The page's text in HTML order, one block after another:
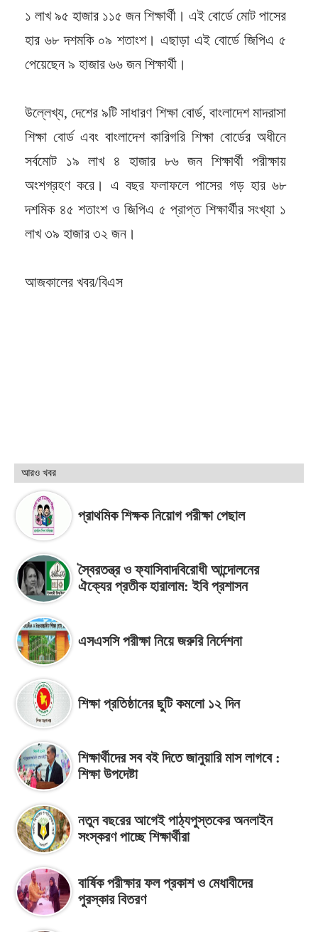
১ লাখ ৯৫ হাজার ১১৫ জন শিক্ষার্থী। এই বোর্ডে মোট পাসের
হার ৬৮ দশমকি ০৯ শতাংশ। এছাড়া এই বোর্ডে জিপিএ ৫
পেয়েছেন ৯ হাজার ৬৬ জন শিক্ষার্থী।
উল্লেখ্য, দেশের ৯টি সাধারণ শিক্ষা বোর্ড, বাংলাদেশ মাদরাসা
শিক্ষা বোর্ড এবং বাংলাদেশ কারিগরি শিক্ষা বোর্ডের অধীনে
সর্বমোট ১৯ লাখ ৪ হাজার ৮৬ জন শিক্ষার্থী পরীক্ষায়
অংশগ্রহণ করে। এ বছর ফলাফলে পাসের গড় হার ৬৮
দশমিক ৪৫ শতাংশ ও জিপিএ ৫ প্রাপ্ত শিক্ষার্থীর সংখ্যা ১
লাখ ৩৯ হাজার ৩২ জন।
আজকালের খবর/বিএস
আরও খবর
প্রাথমিক শিক্ষক নিয়োগ পরীক্ষা পেছাল
স্বৈরতন্ত্র ও ফ্যাসিবাদবিরোধী আন্দোলনের
ঐক্যের প্রতীক হারালাম: ইবি প্রশাসন
এসএসসি পরীক্ষা নিয়ে জরুরি নির্দেশনা
শিক্ষা প্রতিষ্ঠানের ছুটি কমলো ১২ দিন
শিক্ষার্থীদের সব বই দিতে জানুয়ারি মাস লাগবে :
শিক্ষা উপদেষ্টা
নতুন বছরের আগেই পাঠ্যপুস্তকের অনলাইন
সংস্করণ পাচ্ছে শিক্ষার্থীরা
বার্ষিক পরীক্ষার ফল প্রকাশ ও মেধাবীদের
পুরস্কার বিতরণ